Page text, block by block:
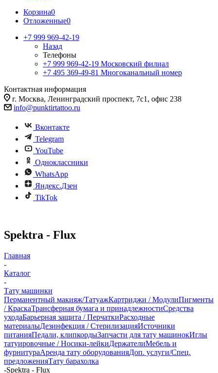
Корзина0
Отложенные0
+7 999 969-42-19
Назад
Телефоны
+7 999 969-42-19 Московский филиал
+7 495 369-49-81 Многоканальный номер
Контактная информация
г. Москва, Ленинградский проспект, 7с1, офис 238
info@punktirtattoo.ru
Вконтакте
Telegram
YouTube
Одноклассники
WhatsApp
Яндекс.Дзен
TikTok
Spektra - Flux
Главная
-
Каталог
-
Тату машинки
Перманентный макияж/ТатуажКартриджи / МодулиПигменты
/ КраскаТрансферная бумага и принадлежностиСредства
уходаБарьерная защита / ПерчаткиРасходные
материалыДезинфекция / СтерилизацияИсточники
питанияПедали, клипкордыЗапчасти для тату машинокИглы
татуировочные / Носики-лейкиДержателиМебель и
фурнитураАренда тату оборудованияДоп. услуги/Спец.
предложенияТату барахолка
-Spektra - Flux